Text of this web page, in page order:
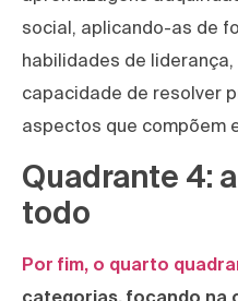
social, aplicando-as de
habilidades de
capacidade de resolver
aspectos que compõem
Quadrante 4:
todo
Por fim, o quarto
categorias, focando na